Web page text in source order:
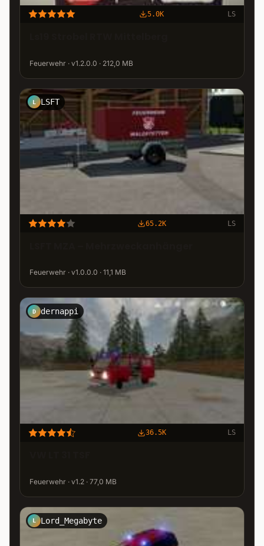
5.0K LS
Feuerwehr · v1.2.0.0 · 212,0 MB
L LSFT
65.2K LS
Feuerwehr · v1.0.0.0 · 11,1 MB
D dernappi
36.5K LS
Feuerwehr · v1.2 · 77,0 MB
L Lord_Megabyte